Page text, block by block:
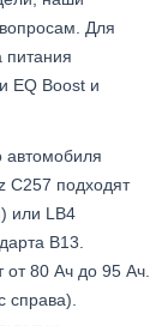
Для
питания
EQ Boost и
автомобиля
C257 подходят
или LB4
B13.
от 80 Ач до 95 Ач.